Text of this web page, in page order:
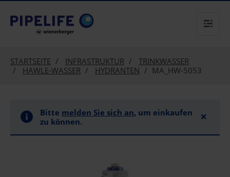
text.skipToContent
text.skipToNavigation
STARTSEITE INFRASTRUKTUR
TRINKWASSER
HAWLE-WASSER
HYDRANTEN MA_HW-5053
Bitte melden Sie sich an, um einkaufen
zu können.
×